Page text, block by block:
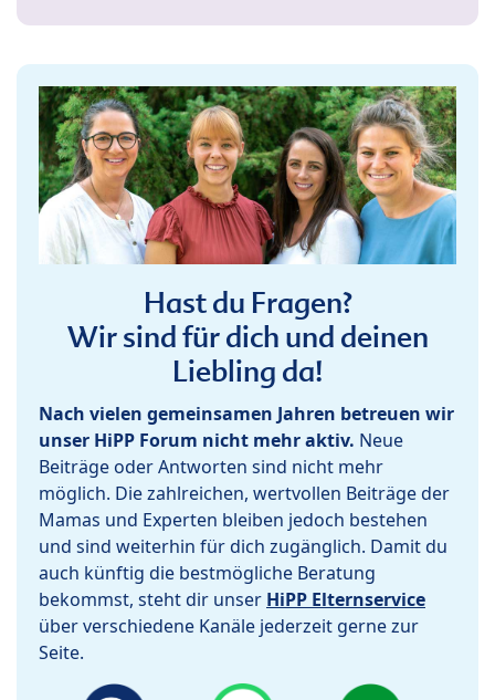
Hast du Fragen?
Wir sind für dich und deinen
Liebling da!
Nach vielen gemeinsamen Jahren betreuen wir
unser HiPP Forum nicht mehr aktiv. Neue
Beiträge oder Antworten sind nicht mehr
möglich. Die zahlreichen, wertvollen Beiträge der
Mamas und Experten bleiben jedoch bestehen
und sind weiterhin für dich zugänglich. Damit du
auch künftig die bestmögliche Beratung
bekommst, steht dir unser HiPP Elternservice
über verschiedene Kanäle jederzeit gerne zur
Seite.